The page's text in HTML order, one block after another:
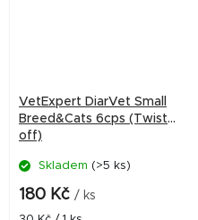
VetExpert DiarVet Small
Breed&Cats 6cps (Twist
off)
Skladem (>5 ks)
180 Kč / ks